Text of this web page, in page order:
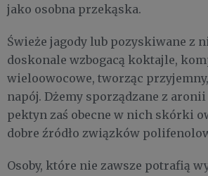
jako osobna przekąska.
Świeże jagody lub pozyskiwane z
doskonale wzbogacą koktajle,
wieloowocowe, tworząc
napój. Dżemy sporządzane z
pektyn zaś obecne w nich skórki
dobre źródło związków
Osoby, które nie zawsze potrafią